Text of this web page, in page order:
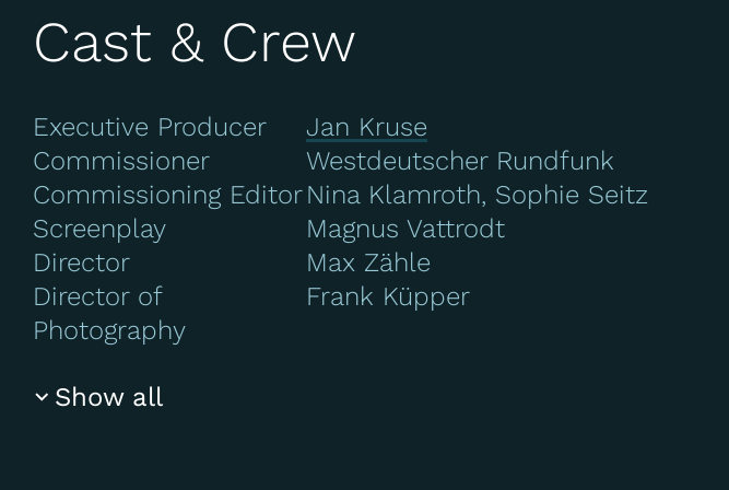
Cast & Crew
Executive Producer
Jan Kruse
Commissioner
Westdeutscher Rundfunk
Commissioning EditorNina Klamroth, Sophie Seitz
Screenplay
Magnus Vattrodt
Director
Max Zähle
Director of
Photography
Frank Küpper
Show all